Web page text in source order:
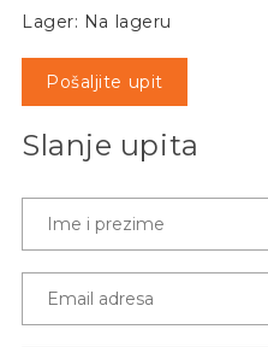
Lager: Na lageru
Pošaljite upit
Slanje upita